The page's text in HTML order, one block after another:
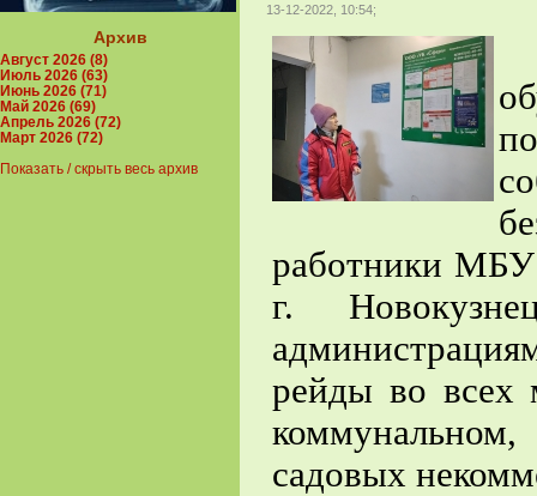
13-12-2022, 10:54;
работники МБУ
г.
рейды во всех
садовых
Архив
Август 2026 (8)
Июль 2026 (63)
Июнь 2026 (71)
Май 2026 (69)
Апрель 2026 (72)
Март 2026 (72)
Показать / скрыть весь архив